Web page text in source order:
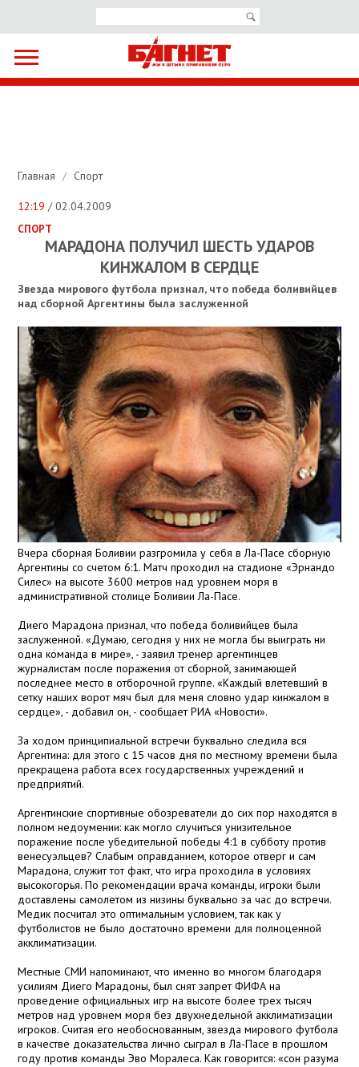
Главная / Спорт
12:19 / 02.04.2009
СПОРТ
МАРАДОНА ПОЛУЧИЛ ШЕСТЬ УДАРОВ
КИНЖАЛОМ В СЕРДЦЕ
Звезда мирового футбола признал, что победа боливийцев
над сборной Аргентины была заслуженной
Вчера сборная Боливии разгромила у себя в Ла-Пасе сборную
Аргентины со счетом 6:1. Матч проходил на стадионе «Эрнандо
Силес» на высоте 3600 метров над уровнем моря в
административной столице Боливии Ла-Пасе.
Диего Марадона признал, что победа боливийцев была
заслуженной. «Думаю, сегодня у них не могла бы выиграть ни
одна команда в мире», - заявил тренер аргентинцев
журналистам после поражения от сборной, занимающей
последнее место в отборочной группе. «Каждый влетевший в
сетку наших ворот мяч был для меня словно удар кинжалом в
сердце», - добавил он, - сообщает РИА «Новости».
За ходом принципиальной встречи буквально следила вся
Аргентина: для этого с 15 часов дня по местному времени была
прекращена работа всех государственных учреждений и
предприятий.
Аргентинские спортивные обозреватели до сих пор находятся в
полном недоумении: как могло случиться унизительное
поражение после убедительной победы 4:1 в субботу против
венесуэльцев? Слабым оправданием, которое отверг и сам
Марадона, служит тот факт, что игра проходила в условиях
высокогорья. По рекомендации врача команды, игроки были
доставлены самолетом из низины буквально за час до встречи.
Медик посчитал это оптимальным условием, так как у
футболистов не было достаточно времени для полноценной
акклиматизации.
Местные СМИ напоминают, что именно во многом благодаря
усилиям Диего Марадоны, был снят запрет ФИФА на
проведение официальных игр на высоте более трех тысяч
метров над уровнем моря без двухнедельной акклиматизации
игроков. Считая его необоснованным, звезда мирового футбола
в качестве доказательства лично сыграл в Ла-Пасе в прошлом
году против команды Эво Моралеса. Как говорится: «сон разума